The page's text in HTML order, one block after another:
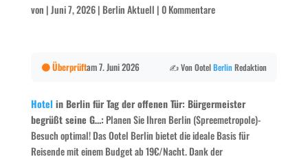
von |Juni 7, 2026| Berlin Aktuell |0 Kommentare
🟠 Überprüftam 7. Juni 2026 ✍️ Von OotelBerlin Redaktion
Hotel in Berlin für Tag der offenen Tür: Bürgermeister
begrüßt seine G…: Planen Sie Ihren Berlin (Spreemetropole)-
Besuch optimal! Das Ootel Berlin bietet die ideale Basis für
Reisende mit einem Budget ab 19€/Nacht. Dank der